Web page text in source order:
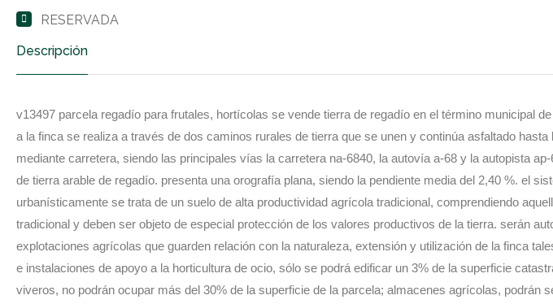
RESERVADA
Descripción
v13497 parcela regadío para frutales, hortícolas se vende tierra de regadío en el término municipal
a la finca se realiza a través de dos caminos rurales de tierra que se unen y continúa asfaltado
mediante carretera, siendo las principales vías la carretera na-6840, la autovía a-68 y la autopista
de tierra arable de regadío. presenta una orografía plana, siendo la pendiente media del 2,40 %. el
urbanísticamente se trata de un suelo de alta productividad agrícola tradicional, comprendiendo
tradicional y deben ser objeto de especial protección de los valores productivos de la tierra. serán
explotaciones agrícolas que guarden relación con la naturaleza, extensión y utilización de la finca
e instalaciones de apoyo a la horticultura de ocio, sólo se podrá edificar un 3% de la superficie
viveros, no podrán ocupar más del 30% de la superficie de la parcela; almacenes agrícolas,